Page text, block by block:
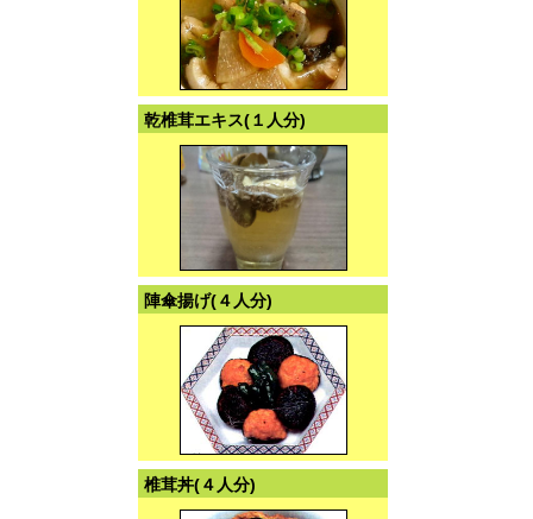
乾椎茸エキス(１人分)
陣傘揚げ(４人分)
椎茸丼(４人分)